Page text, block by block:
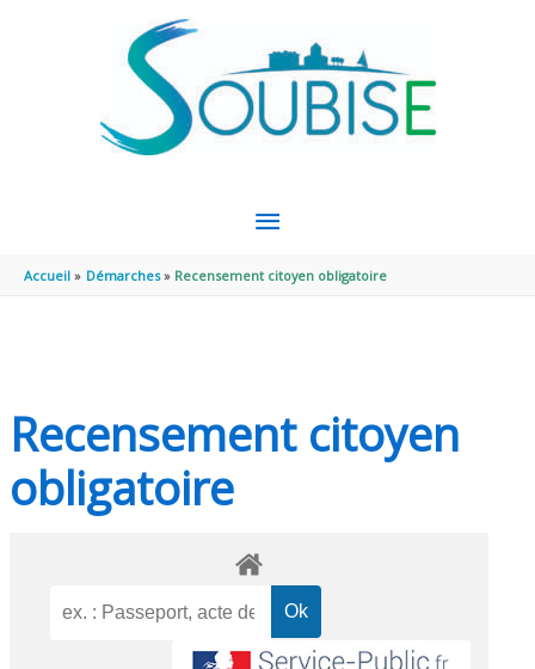
MENU
PRINCIPAL
Accueil Démarches Recensement citoyen obligatoire
Recensement citoyen
obligatoire